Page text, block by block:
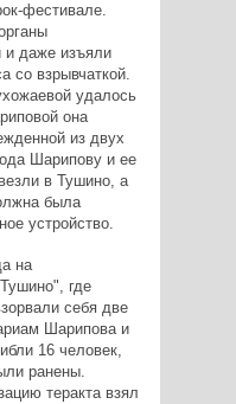
фестивале.
и даже изъяли
со взрывчаткой.
удалось
она
из двух
Шарипову и ее
в Тушино, а
была
устройство.
на
где
себя две
Шарипова и
16 человек,
ранены.
теракта взял